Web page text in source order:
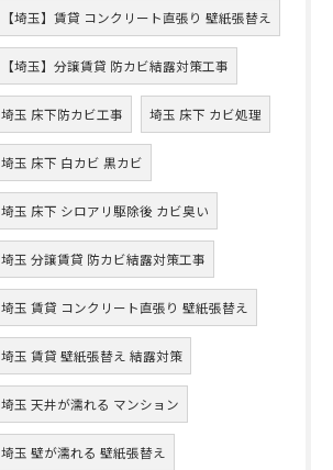
【埼玉】賃貸 コンクリート直張り 壁紙張替え
【埼玉】分譲賃貸 防カビ結露対策工事
埼玉 床下防カビ工事 埼玉 床下 カビ処理
埼玉 床下 白カビ 黒カビ
埼玉 床下 シロアリ駆除後 カビ臭い
埼玉 分譲賃貸 防カビ結露対策工事
埼玉 賃貸 コンクリート直張り 壁紙張替え
埼玉 賃貸 壁紙張替え 結露対策
埼玉 天井が濡れる マンション
埼玉 壁が濡れる 壁紙張替え